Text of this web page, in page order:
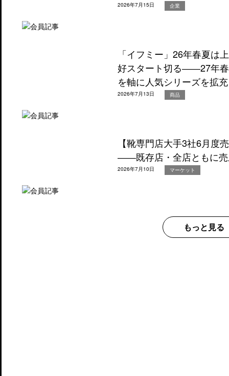
2026年7月15日 企業
「イフミー」26年春夏は
好スタート切る――27年
を軸に人気シリーズを拡充
2026年7月13日 商品
【靴専門店大手3社6月度
――既存店・全店ともに売
2026年7月10日 マーケット
もっと見る